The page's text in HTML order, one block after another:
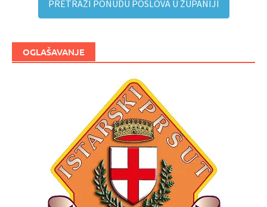
PRETRAŽI PONUDU POSLOVA U ŽUPANIJI
OGLAŠAVANJE